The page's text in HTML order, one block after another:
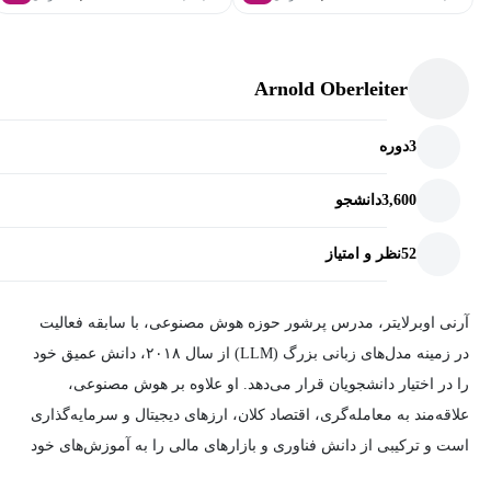
استفاده از عوامل هوش مصنوعی در WhatsApp و Telegram.
وب‌اسکرپینگ.
اتصال عوامل Flowise AI با وبهوک‌ها و Google Sheets.
گسترش n8n با Flowise و ابزارهای جاوااسکریپت سفارشی.
شروع سریع MCP: ساخت عوامل هوشمند‌تر با پروتکل مدل کانتکست
یادگیری ادغام MCP در گردش‌های کاری n8n:
Arnold Oberleiter
3دوره
3,600دانشجو
52نظر و امتیاز
آرنی اوبرلایتر، مدرس پرشور حوزه هوش مصنوعی، با سابقه فعالیت
در زمینه مدل‌های زبانی بزرگ (LLM) از سال ۲۰۱۸، دانش عمیق خود
را در اختیار دانشجویان قرار می‌دهد. او علاوه بر هوش مصنوعی،
علاقه‌مند به معامله‌گری، اقتصاد کلان، ارزهای دیجیتال و سرمایه‌گذاری
است و ترکیبی از دانش فناوری و بازارهای مالی را به آموزش‌های خود